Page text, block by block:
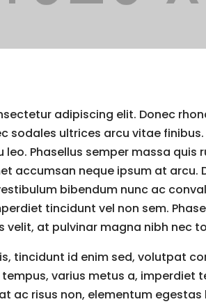
adipiscing elit. Donec
sodales ultrices arcu vitae
leo. Phasellus semper massa
accumsan neque ipsum at arcu.
bibendum nunc ac
tincidunt vel non sem.
velit, at pulvinar magna nibh nec
tincidunt id enim sed, volutpat
varius metus a,
ac risus non, elementum